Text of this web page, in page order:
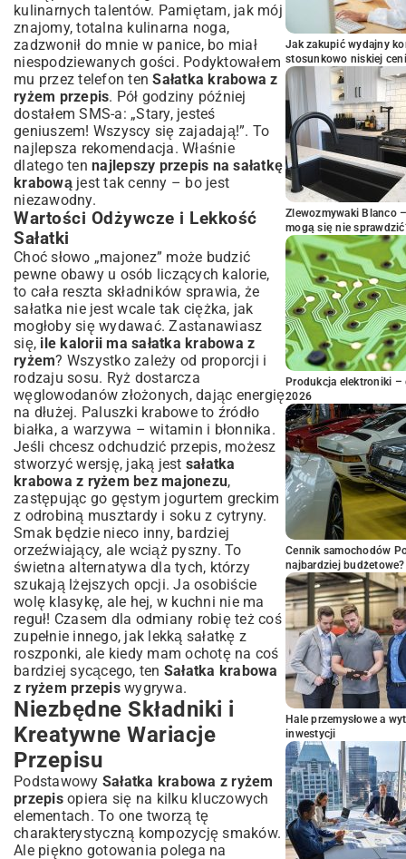
kulinarnych talentów. Pamiętam, jak mój
znajomy, totalna kulinarna noga,
zadzwonił do mnie w panice, bo miał
niespodziewanych gości. Podyktowałem
mu przez telefon tenSałatka krabowa z
ryżem przepis. Pół godziny później
dostałem SMS-a: „Stary, jesteś
geniuszem! Wszyscy się zajadają!”. To
najlepsza rekomendacja. Właśnie
dlatego ten najlepszy przepis na sałatkę
krabowąjest tak cenny – bo jest
niezawodny.
Wartości Odżywcze i Lekkość
Sałatki
Choć słowo „majonez” może budzić
pewne obawy u osób liczących kalorie,
to cała reszta składników sprawia, że
sałatka nie jest wcale tak ciężka, jak
mogłoby się wydawać. Zastanawiasz
się, ile kalorii ma sałatka krabowa z
ryżem? Wszystko zależy od proporcji i
rodzaju sosu. Ryż dostarcza
węglowodanów złożonych, dając energię
na dłużej. Paluszki krabowe to źródło
białka, a warzywa – witamin i błonnika.
Jeśli chcesz odchudzić przepis, możesz
stworzyć wersję, jaką jest sałatka
krabowa z ryżem bez majonezu,
zastępując go gęstym jogurtem greckim
z odrobiną musztardy i soku z cytryny.
Smak będzie nieco inny, bardziej
orzeźwiający, ale wciąż pyszny. To
świetna alternatywa dla tych, którzy
szukają lżejszych opcji. Ja osobiście
wolę klasykę, ale hej, w kuchni nie ma
reguł! Czasem dla odmiany robię też coś
zupełnie innego, jak lekką sałatkę z
roszponki, ale kiedy mam ochotę na coś
bardziej sycącego, ten Sałatka krabowa
z ryżem przepiswygrywa.
Niezbędne Składniki i
Kreatywne Wariacje
Przepisu
Podstawowy Sałatka krabowa z ryżem
przepisopiera się na kilku kluczowych
elementach. To one tworzą tę
charakterystyczną kompozycję smaków.
Ale piękno gotowania polega na
Jak zakupić wydajny
stosunkowo niskiej
Zlewozmywaki Blanco
mogą się nie
Produkcja elektroniki –
2026
Cennik samochodów
najbardziej budżetowe?
Hale przemysłowe a
inwestycji